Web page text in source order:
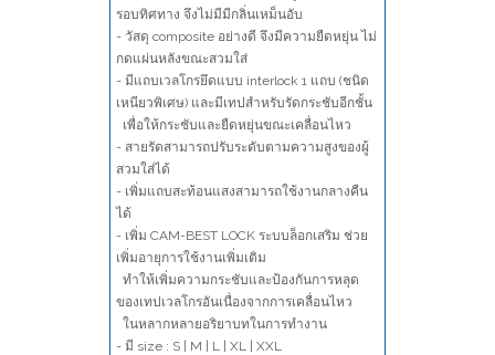
รอบทิศทาง จึงไม่มีมีกลิ่นเหม็นอับ
- วัสดุ composite อย่างดี จึงมีความยืดหยุ่น ไม่
กดแผ่นหลังขณะสวมใส่
- มีแถบเวลโกรยึดแบบ interlock 1 แถบ (ชนิด
เหนียวพิเศษ) และมีเทปสำหรับรัดกระชับอีกชั้น
เพื่อให้กระชับและยืดหยุ่นขณะเคลื่อนไหว
- สายรัดสามารถปรับระดับตามความสูงของผู้
สวมใส่ได้
- เพิ่มแถบสะท้อนแสงสามารถใช้งานกลางคืน
ได้
- เพิ่ม CAM-BEST LOCK ระบบล็อกเสริม ช่วย
เพิ่มอายุการใช้งานเพิ่มเติม
ทำให้เพิ่มความกระชับและป้องกันการหลุด
ของเทปเวลโกรอันเนื่องจากการเคลื่อนไหว
ในหลากหลายอริยาบทในการทำงาน
- มี size : S | M | L | XL | XXL